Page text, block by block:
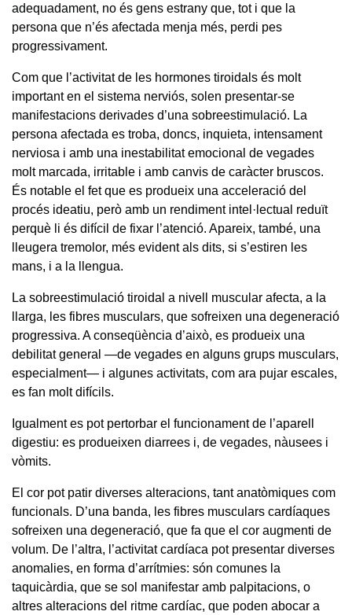
adequadament, no és gens estrany que, tot i que la
persona que n’és afectada menja més, perdi pes
progressivament.
Com que l’activitat de les hormones tiroidals és molt
important en el sistema nerviós, solen presentar-se
manifestacions derivades d’una sobreestimulació. La
persona afectada es troba, doncs, inquieta, intensament
nerviosa i amb una inestabilitat emocional de vegades
molt marcada, irritable i amb canvis de caràcter bruscos.
És notable el fet que es produeix una acceleració del
procés ideatiu, però amb un rendiment intel·lectual reduït
perquè li és difícil de fixar l’atenció. Apareix, també, una
lleugera tremolor, més evident als dits, si s’estiren les
mans, i a la llengua.
La sobreestimulació tiroidal a nivell muscular afecta, a la
llarga, les fibres musculars, que sofreixen una degeneració
progressiva. A conseqüència d’això, es produeix una
debilitat general —de vegades en alguns grups musculars,
especialment— i algunes activitats, com ara pujar escales,
es fan molt difícils.
Igualment es pot pertorbar el funcionament de l’aparell
digestiu: es produeixen diarrees i, de vegades, nàusees i
vòmits.
El cor pot patir diverses alteracions, tant anatòmiques com
funcionals. D’una banda, les fibres musculars cardíaques
sofreixen una degeneració, que fa que el cor augmenti de
volum. De l’altra, l’activitat cardíaca pot presentar diverses
anomalies, en forma d’arrítmies: són comunes la
taquicàrdia, que se sol manifestar amb palpitacions, o
altres alteracions del ritme cardíac, que poden abocar a